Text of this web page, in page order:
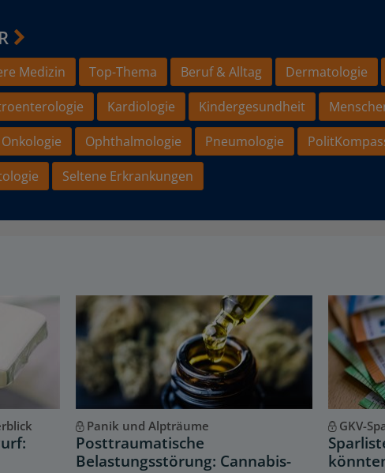
Medizin Top-Thema Beruf & Alltag Dermatologie
Kardiologie Kindergesundheit
Onkologie Ophthalmologie Pneumologie
Seltene Erkrankungen
Panik und Alpträume
Posttraumatische
Belastungsstörung: Cannabis-
GKV-